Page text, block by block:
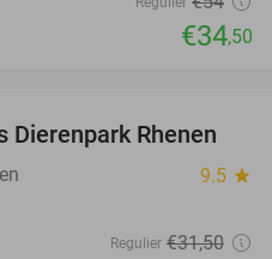
€34,50
19%
Dierenpark Rhenen
9.5 star
Regulier €31,50